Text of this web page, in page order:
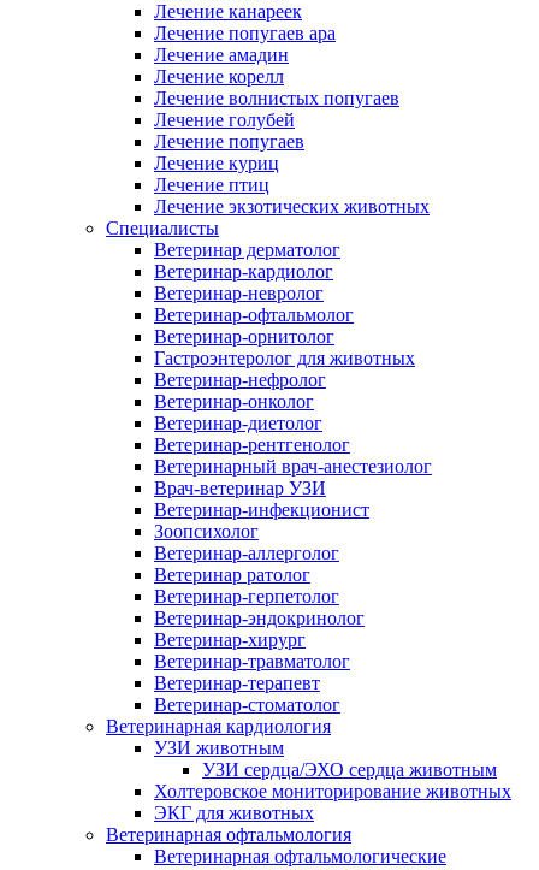
Лечение канареек
Лечение попугаев ара
Лечение амадин
Лечение корелл
Лечение волнистых попугаев
Лечение голубей
Лечение попугаев
Лечение куриц
Лечение птиц
Лечение экзотических животных
Специалисты
Ветеринар дерматолог
Ветеринар-кардиолог
Ветеринар-невролог
Ветеринар-офтальмолог
Ветеринар-орнитолог
Гастроэнтеролог для животных
Ветеринар-нефролог
Ветеринар-онколог
Ветеринар-диетолог
Ветеринар-рентгенолог
Ветеринарный врач-анестезиолог
Врач-ветеринар УЗИ
Ветеринар-инфекционист
Зоопсихолог
Ветеринар-аллерголог
Ветеринар ратолог
Ветеринар-герпетолог
Ветеринар-эндокринолог
Ветеринар-хирург
Ветеринар-травматолог
Ветеринар-терапевт
Ветеринар-стоматолог
Ветеринарная кардиология
УЗИ животным
УЗИ сердца/ЭХО сердца животным
Холтеровское мониторирование животных
ЭКГ для животных
Ветеринарная офтальмология
Ветеринарная офтальмологические